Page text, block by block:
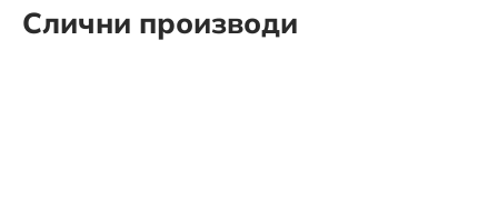
Слични производи